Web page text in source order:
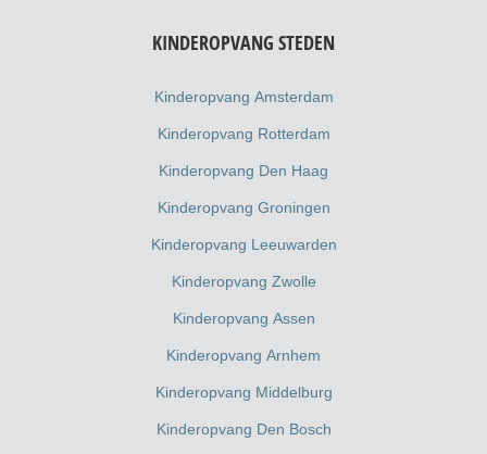
KINDEROPVANG STEDEN
Kinderopvang Amsterdam
Kinderopvang Rotterdam
Kinderopvang Den Haag
Kinderopvang Groningen
Kinderopvang Leeuwarden
Kinderopvang Zwolle
Kinderopvang Assen
Kinderopvang Arnhem
Kinderopvang Middelburg
Kinderopvang Den Bosch